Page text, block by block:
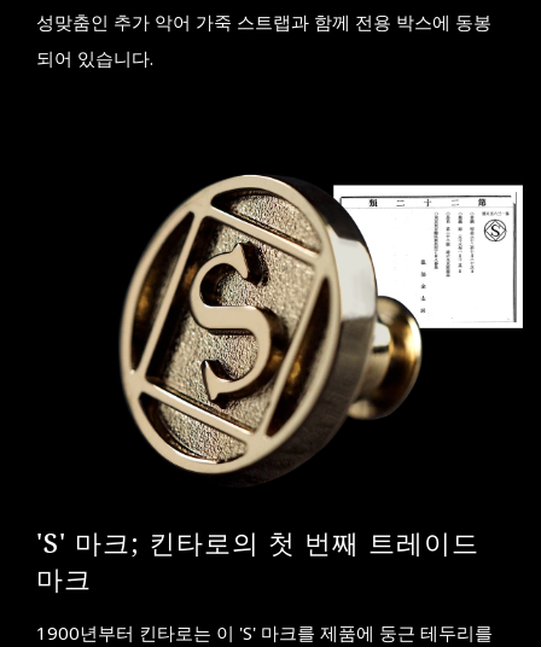
성맞춤인 추가 악어 가죽 스트랩과 함께 전용 박스에 동봉
되어 있습니다.
'S' 마크; 킨타로의 첫 번째 트레이드
마크
1900년부터 킨타로는 이 'S' 마크를 제품에 둥근 테두리를